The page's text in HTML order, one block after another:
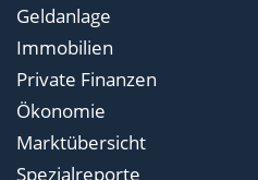
Geldanlage
Immobilien
Private Finanzen
Ökonomie
Marktübersicht
Spezialreporte